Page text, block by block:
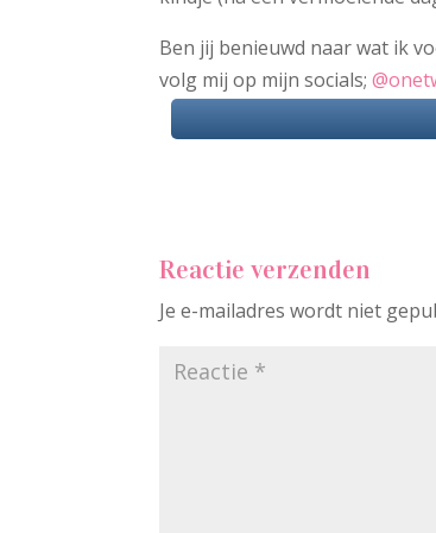
Ben jij benieuwd naar wat ik
volg mij op mijn socials;
Reactie verzenden
Je e-mailadres wordt niet